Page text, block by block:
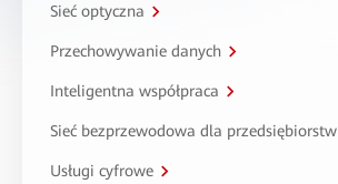
Sieć optyczna
Przechowywanie danych
Inteligentna współpraca
Sieć bezprzewodowa dla przedsiębiorstw
Usługi cyfrowe